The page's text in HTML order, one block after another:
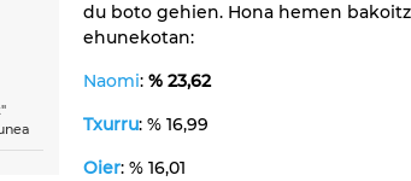
du boto gehien. Hona hemen
ehunekotan:
Naomi: % 23,62
Txurru: % 16,99
Oier: % 16,01